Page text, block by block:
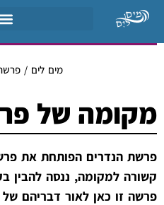
מים לים /
מקומה של
פרשת הנדרים הפותחת את
קשורה למקומה, ננסה להבין
פרשה זו כאן לאור דבריהם